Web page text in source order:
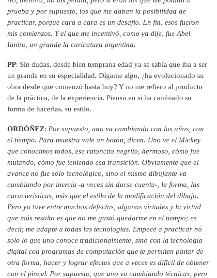
prueba y por supuesto, los que me daban la posibilidad de
practicar, porque cara a cara es un desafío. En fin, esos fueron
mis comienzos. Y el que me incentivó, como ya dije, fue Abel
Ianiro, un grande la caricatura argentina.
PP: Sin dudas, desde bien temprana edad ya se sabía que iba a ser
un grande en su especialidad. Dígame algo, ¿ha evolucionado su
obra desde que comenzó hasta hoy? Y no me refiero al producto
de la práctica, de la experiencia. Pienso en si ha cambiado su
forma de hacerlas, su estilo.
ORDÓÑEZ: Por supuesto, uno va cambiando con los años, con
el tiempo. Para muestra vale un botón, dicen. Uno ve el Mickey
que conocimos todos, ese ratoncito negrito, hermoso, cómo fue
mutando, cómo fue teniendo esa transición. Obviamente que el
avance no fue solo tecnológico, sino el mismo dibujante va
cambiando por inercia -a veces sin darse cuenta-, la forma, las
características, más que el estilo de la modificación del dibujo.
Pero yo tuve entre muchos defectos, algunas virtudes y la virtud
que más resalto es que no me gustó quedarme en el tiempo; es
decir, me adapté a todas las tecnologías. Empecé a practicar no
solo lo que uno conoce tradicionalmente, sino con la tecnología
digital con programas de computación que te permiten pintar de
otra forma, hacer y lograr efectos que a veces es difícil de obtener
con el pincel. Por supuesto, que uno va cambiando técnicas, pero